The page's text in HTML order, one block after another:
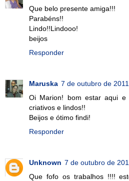
Que belo presente amiga!!!
Parabéns!!
Lindo!!Lindooo!
beijos
Responder
Maruska 7 de outubro de
Oi Marion! bom estar aqui e
criativos e lindos!!
Beijos e ótimo findi!
Responder
Unknown 7 de outubro de
Que fofo os trabalhos !!!!